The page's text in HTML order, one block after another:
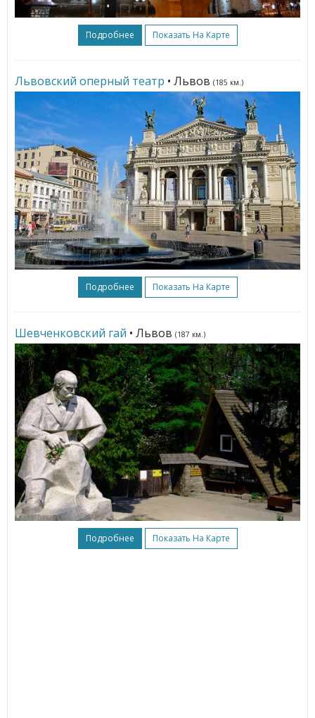
Подробнее Показать На Карте
Львовский оперный театр • Львов (185 км.)
Подробнее Показать На Карте
Шевченковский гай • Львов (187 км.)
Подробнее Показать На Карте